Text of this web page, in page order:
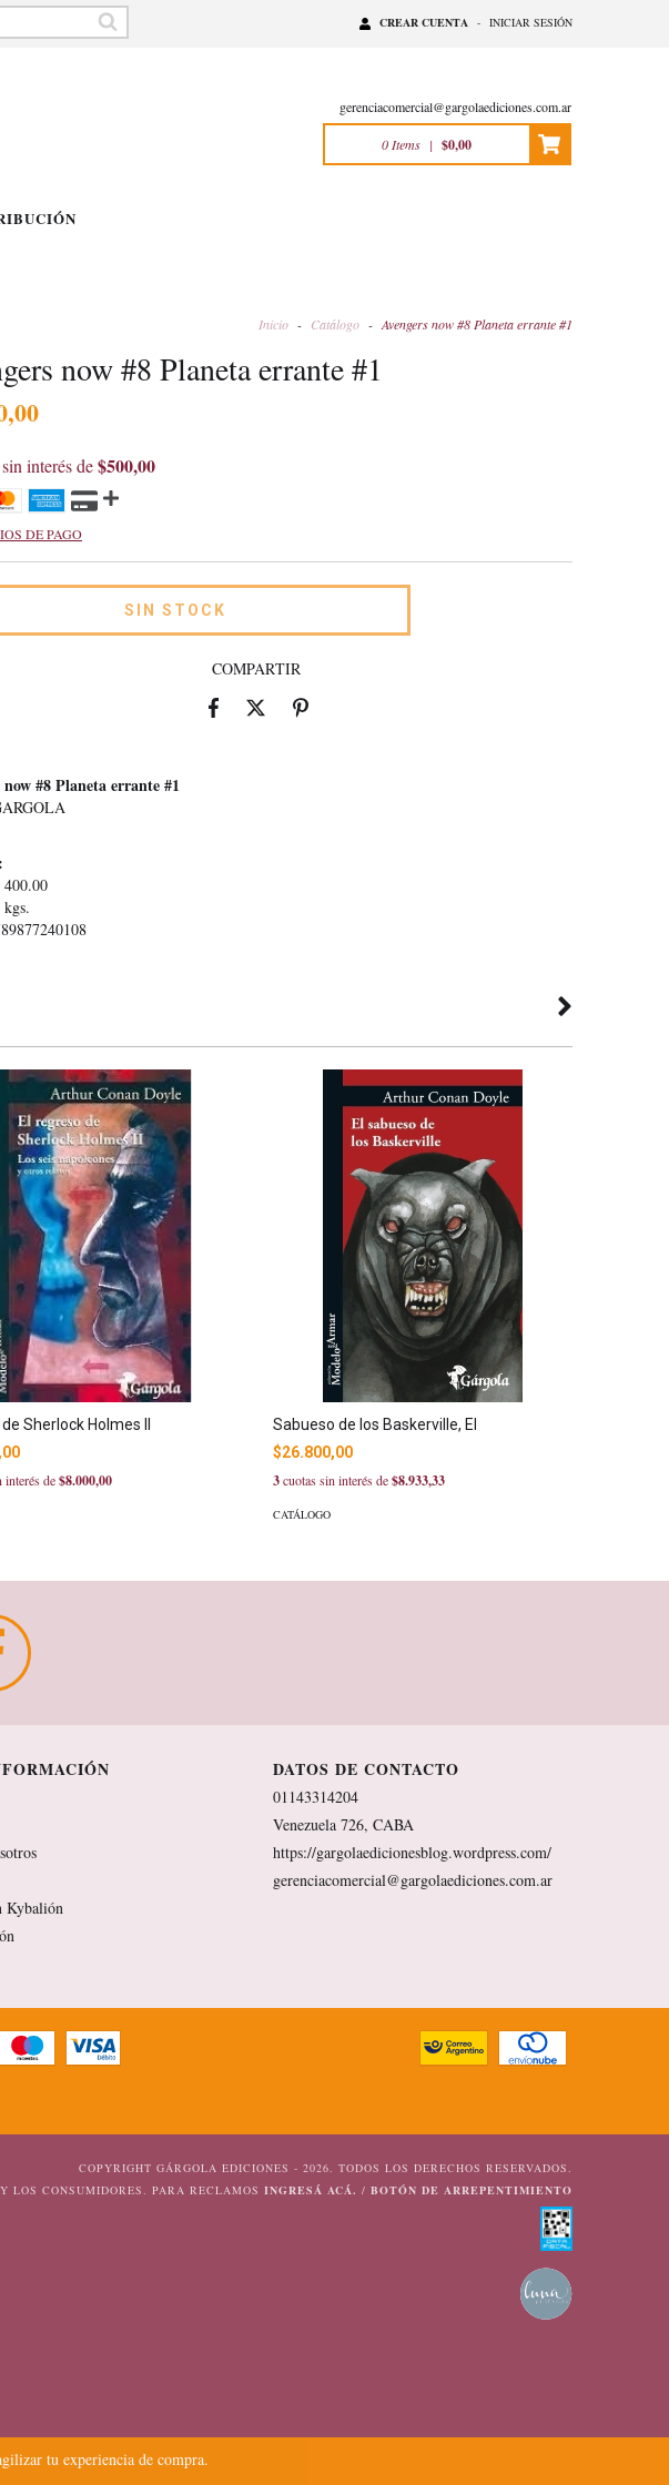
CREAR CUENTA - INICIAR SESIÓN
tu experiencia de compra.
gerenciacomercial@gargolaediciones.com.ar
0 Items | $0,00
Inicio - Catálogo - Avengers now #8 Planeta errante #1
now #8 Planeta errante #1
interés de$500,00
DE PAGO
COMPARTIR
now #8 Planeta errante #1
400.00
Sherlock Holmes II
interés de$8.000,00
Sabueso de los Baskerville, El
$26.800,00
3cuotas sin interés de$8.933,33
CATÁLOGO
Kybalión
DATOS DE CONTACTO
01143314204
Venezuela 726, CABA
https://gargolaedicionesblog.wordpress.com/
gerenciacomercial@gargolaediciones.com.ar
COPYRIGHT GÁRGOLA EDICIONES - 2026. TODOS LOS DERECHOS RESERVADOS.
LOS CONSUMIDORES. PARA RECLAMOS INGRESÁ ACÁ. / BOTÓN DE ARREPENTIMIENTO